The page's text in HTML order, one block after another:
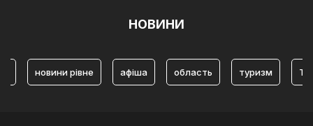
НОВИНИ
рівне афіша область туризм Туризм